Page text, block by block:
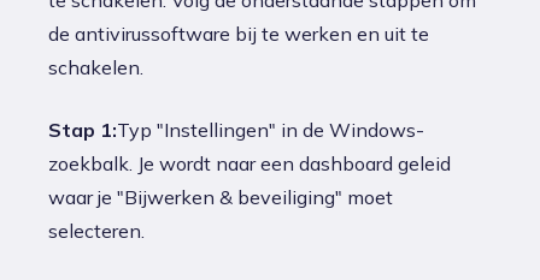
de antivirussoftware bij te werken en uit te
schakelen.
Stap 1:Typ "Instellingen" in de Windows-
zoekbalk. Je wordt naar een dashboard geleid
waar je "Bijwerken & beveiliging" moet
selecteren.